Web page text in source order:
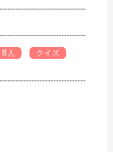
8人
クイズ